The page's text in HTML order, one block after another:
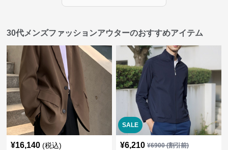
30代メンズファッションアウターのおすすめアイテム
¥16,140 (税込)
SALE
¥6,210 ¥6900(割引前)